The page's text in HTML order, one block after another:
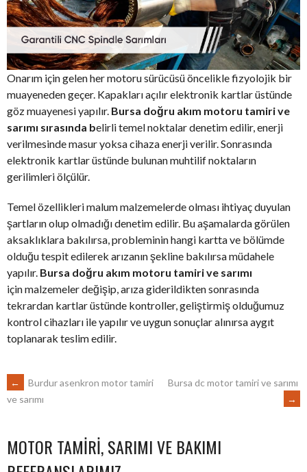
Onarım için gelen her motoru sürücüsü öncelikle fizyolojik bir
muayeneden geçer. Kapakları açılır elektronik kartlar üstünde
göz muayenesi yapılır. Bursa doğru akım motoru tamiri ve
sarımı sırasında belirli temel noktalar denetim edilir, enerji
verilmesinde masur yoksa cihaza enerji verilir. Sonrasında
elektronik kartlar üstünde bulunan muhtilif noktaların
gerilimleri ölçülür.
Temel özellikleri malum malzemelerde olması ihtiyaç duyulan
şartların olup olmadığı denetim edilir. Bu aşamalarda görülen
aksaklıklara bakılırsa, probleminin hangi kartta ve bölümde
olduğu tespit edilerek arızanın şekline bakılırsa müdahele
yapılır. Bursa doğru akım motoru tamiri ve sarımı
için malzemeler değişip, arıza giderildikten sonrasında
tekrardan kartlar üstünde kontroller, geliştirmiş olduğumuz
kontrol cihazları ile yapılır ve uygun sonuçlar alınırsa aygıt
toplanarak teslim edilir.
POST
NAVIGATION
←
Burdur asenkron motor tamiri
ve sarımı
Bursa dc motor tamiri ve sarımı
→
MOTOR TAMIRI, SARIMI VE BAKIMI